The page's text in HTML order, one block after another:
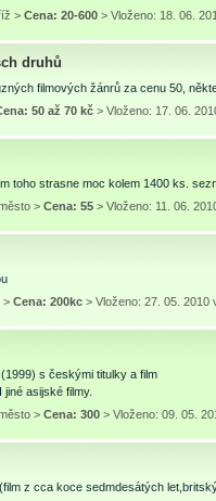
> Cena: 20-600 > Vloženo: 18. 06.
druhů
filmových žánrů za cenu 50,
50 až 70 kč > Vloženo: 17. 06.
toho strasne moc kolem 1400 ks.
> Cena: 55 > Vloženo: 11. 06.
> Cena: 200kc > Vloženo: 27. 05. 2010
s českými titulky a film
asijské filmy.
> Cena: 300 > Vloženo: 09. 05.
z cca koce sedmdesátých